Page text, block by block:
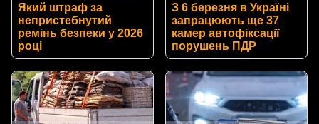
Який штраф за
непристебнутий
ремінь безпеки у 2026
році
З 6 березня в Україні
запрацюють ще 37
камер автофіксації
порушень ПДР